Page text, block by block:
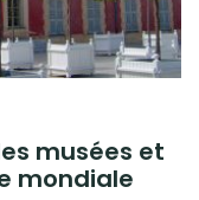
musées et
mondiale